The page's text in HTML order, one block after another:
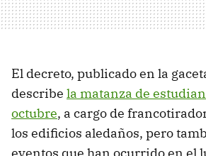
El decreto, publicado en la
describe la matanza de
octubre, a cargo de
los edificios aledaños, pero
eventos que han ocurrido en el